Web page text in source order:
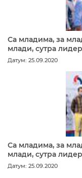
Са младима, за
млади, сутра
Датум: 25.09.2020
Са младима, за
млади, сутра
Датум: 25.09.2020